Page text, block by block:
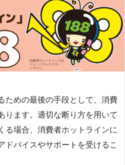
ための最後の手段として、消費
ります。適切な断り方を用いて
る場合、消費者ホットラインに
ドバイスやサポートを受けるこ